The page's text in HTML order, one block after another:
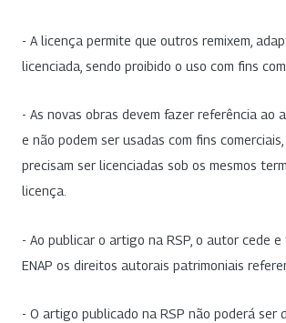
- A licença permite que outros remixem,
licenciada, sendo proibido o uso com fins
- As novas obras devem fazer referência ao
e não podem ser usadas com fins
precisam ser licenciadas sob os mesmos
licença.
- Ao publicar o artigo na RSP, o autor cede
ENAP os direitos autorais patrimoniais
- O artigo publicado na RSP não poderá ser